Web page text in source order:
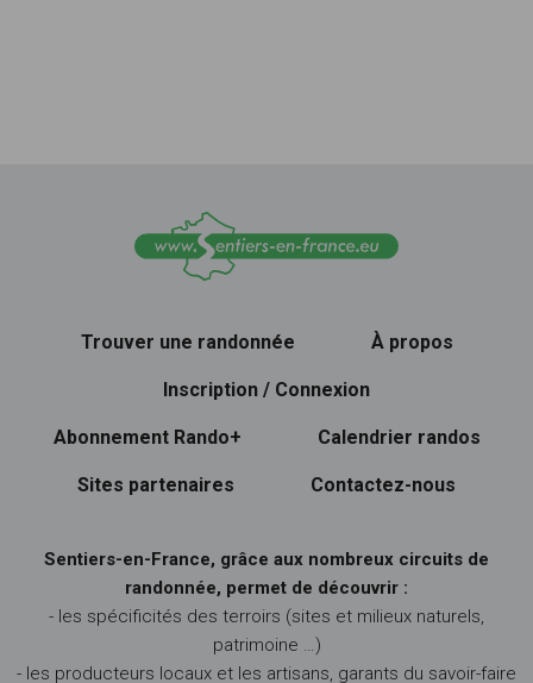
Trouver une randonnée À propos
Inscription / Connexion
Abonnement Rando+ Calendrier randos
Sites partenaires Contactez-nous
Sentiers-en-France, grâce aux nombreux circuits de
randonnée, permet de découvrir :
- les spécificités des terroirs (sites et milieux naturels,
patrimoine …)
- les producteurs locaux et les artisans, garants du savoir-faire